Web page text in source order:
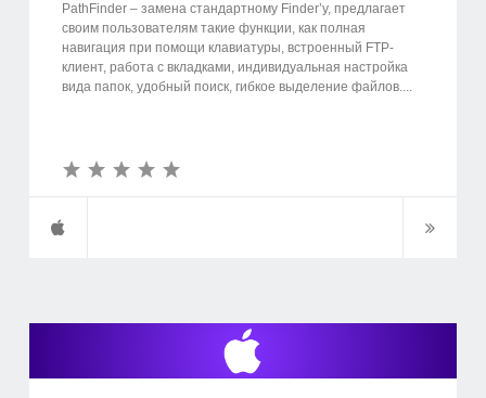
PathFinder – замена стандартному Finder’у, предлагает
своим пользователям такие функции, как полная
навигация при помощи клавиатуры, встроенный FTP-
клиент, работа с вкладками, индивидуальная настройка
вида папок, удобный поиск, гибкое выделение файлов....